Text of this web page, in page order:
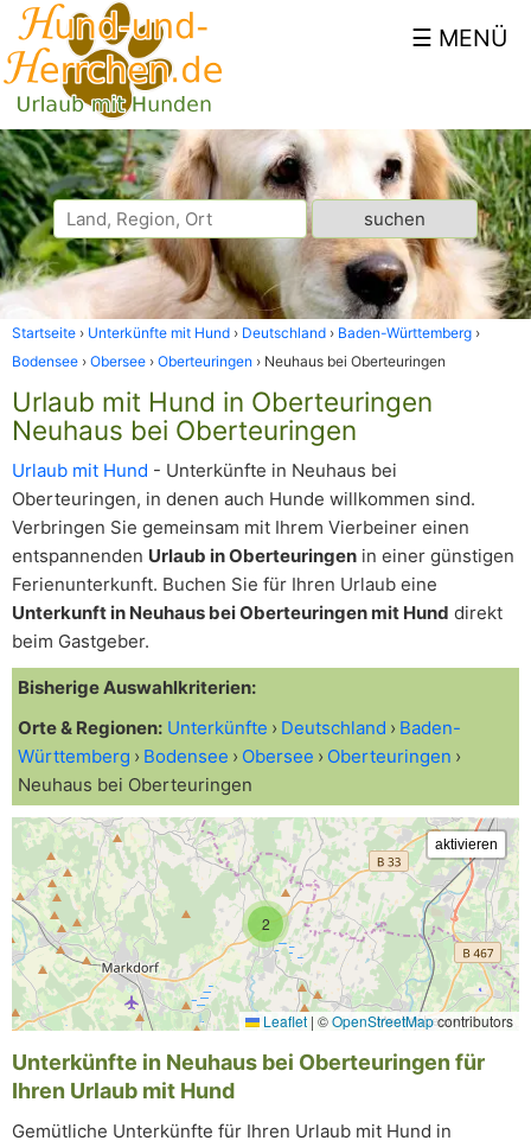
Startseite Unterkünfte mit Hund Deutschland
Baden-Württemberg
Bodensee
Obersee Oberteuringen Neuhaus bei Oberteuringen
Urlaub mit Hund in Oberteuringen
Neuhaus bei Oberteuringen
Urlaub mit Hund - Unterkünfte in Neuhaus bei
Oberteuringen, in denen auch Hunde willkommen sind.
Verbringen Sie gemeinsam mit Ihrem Vierbeiner einen
entspannenden Urlaub in Oberteuringen in einer günstigen
Ferienunterkunft. Buchen Sie für Ihren Urlaub eine
Unterkunft in Neuhaus bei Oberteuringen mit Hund direkt
beim Gastgeber.
Bisherige Auswahlkriterien:
Orte & Regionen: Unterkünfte Deutschland
Baden-
Württemberg
Bodensee Obersee
Oberteuringen
Neuhaus bei Oberteuringen
2
Leaflet | ©OpenStreetMapcontributors
Unterkünfte in Neuhaus bei Oberteuringen für
Ihren Urlaub mit Hund
Gemütliche Unterkünfte für Ihren Urlaub mit Hund in